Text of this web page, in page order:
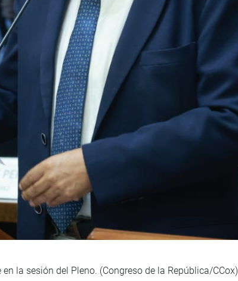
la sesión del Pleno. (Congreso de la República/CCox)